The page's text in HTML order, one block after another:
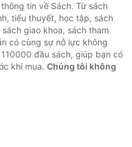
tin về Sách. Từ sách
tiểu thuyết, học tập, sách
giao khoa, sách tham
có cùng sự nỗ lực không
đầu sách, giúp bạn có
khi mua. Chúng tôi không